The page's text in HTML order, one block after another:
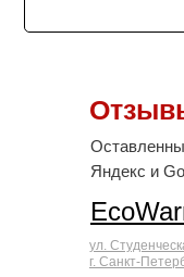
Яндекс и
ул.
г. Санкт-